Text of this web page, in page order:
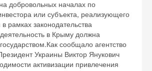
добровольных началах по
или субъекта, реализующего
рамках законодательства
в Крыму должна
сообщало агентство
Украины Виктор Янукович
активизации привлечения